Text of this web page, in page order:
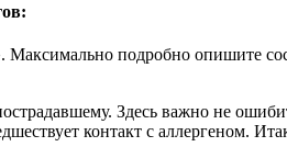
подробно опишите
Здесь важно не
контакт с аллергеном.